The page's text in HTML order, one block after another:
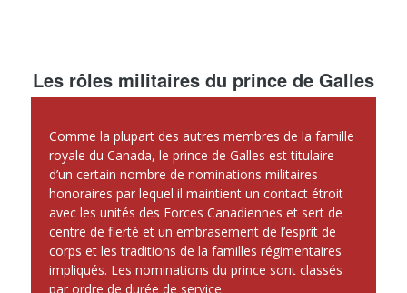
Les rôles militaires du prince de Galles
Comme la plupart des autres membres de la famille
royale du Canada, le prince de Galles est titulaire
d’un certain nombre de nominations militaires
honoraires par lequel il maintient un contact étroit
avec les unités des Forces Canadiennes et sert de
centre de fierté et un embrasement de l’esprit de
corps et les traditions de la familles régimentaires
impliqués. Les nominations du prince sont classés
par ordre de durée de service.